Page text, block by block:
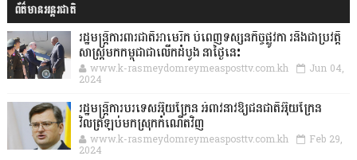
ព័ត៌មានអន្តរជាតិ
រដ្ឋមន្រ្តីការពារជាតិអាមេរិក បំពេញទស្សនកិច្ចផ្លូវកា រនិងជាប្រវត្តិ
សាស្រ្តមកកម្ពុជាជាលើកដំបូង នាថ្ងៃនេះ
www.k-rasmeydomreymeasposttv.com.kh Jun 04,
2024
រដ្ឋមន្ត្រីការបរទេសអ៊ុយក្រែន អំពាវនាវឱ្យជនជាតិអ៊ុយក្រែន
វិលត្រឡប់មកស្រុកកំណើតវិញ
www.k-rasmeydomreymeasposttv.com.kh Feb 29,
2024